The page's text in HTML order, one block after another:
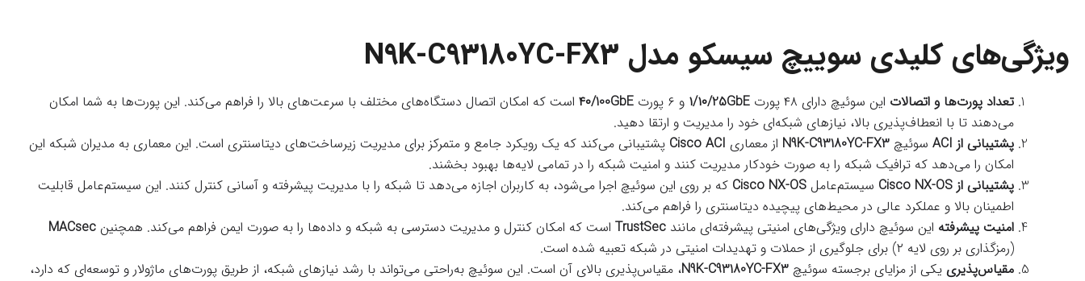
ویژگی‌های کلیدی سوییچ سیسکو مدل N9K-C93180YC-FX3
تعداد پورت‌ها و اتصالات این سوئیچ دارای ۴۸ پورت ۱/۱۰/25GbE و ۶ پورت ۴۰/100GbE است که امکان اتصال دستگاه‌های مختلف با سرعت‌های بالا را فراهم می‌کند. این پورت‌ها به شما امکان
می‌دهند تا با انعطاف‌پذیری بالا، نیازهای شبکه‌ای خود را مدیریت و ارتقا دهید.
پشتیبانی از ACI
سوئیچ N9K-C93180YC-FX3 از معماری Cisco ACI پشتیبانی می‌کند که یک رویکرد جامع و متمرکز برای مدیریت زیرساخت‌های دیتاسنتری است. این معماری به مدیران شبکه این
امکان را می‌دهد که ترافیک شبکه را به صورت خودکار مدیریت کنند و امنیت شبکه را در تمامی لایه‌ها بهبود بخشند.
پشتیبانی از Cisco NX-OS
سیستم‌عامل Cisco NX-OS که بر روی این سوئیچ اجرا می‌شود، به کاربران اجازه می‌دهد تا شبکه را با مدیریت پیشرفته و آسانی کنترل کنند. این سیستم‌عامل قابلیت
اطمینان بالا و عملکرد عالی در محیط‌های پیچیده دیتاسنتری را فراهم می‌کند.
امنیت پیشرفته این سوئیچ دارای ویژگی‌های امنیتی پیشرفته‌ای مانند TrustSec است که امکان کنترل و مدیریت دسترسی به شبکه و داده‌ها را به صورت ایمن فراهم می‌کند. همچنین MACsec
(رمزگذاری بر روی لایه ۲) برای جلوگیری از حملات و تهدیدات امنیتی در شبکه تعبیه شده است.
مقیاس‌پذیری یکی از مزایای برجسته سوئیچ N9K-C93180YC-FX3، مقیاس‌پذیری بالای آن است. این سوئیچ به‌راحتی می‌تواند با رشد نیازهای شبکه، از طریق پورت‌های ماژولار و توسعه‌ای که دارد،